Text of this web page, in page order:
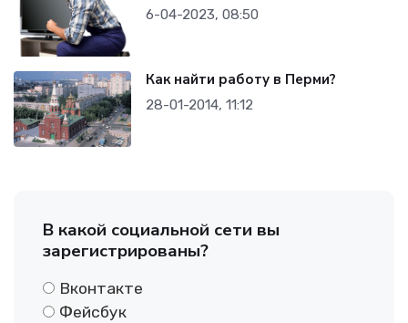
6-04-2023, 08:50
Как найти работу в Перми?
28-01-2014, 11:12
В какой социальной сети вы
зарегистрированы?
Вконтакте
Фейсбук